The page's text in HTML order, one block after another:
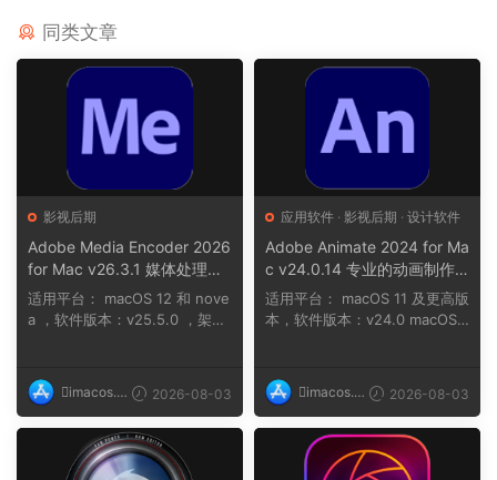
同类文章
影视后期
Adobe Media Encoder 2026
for Mac v26.3.1 媒体处理工
具
适用平台： macOS 12 和 nove
a ，软件版本：v25.5.0 ，架
imacos.t
op
2026-08-03
应用软件 · 影视后期 · 设计软件
Adobe Animate 2024 for Ma
c v24.0.14 专业的动画制作
软件
适用平台： macOS 11 及更高版
本，软件版本：v24.0 macOS 1
imacos.t
op
2026-08-03